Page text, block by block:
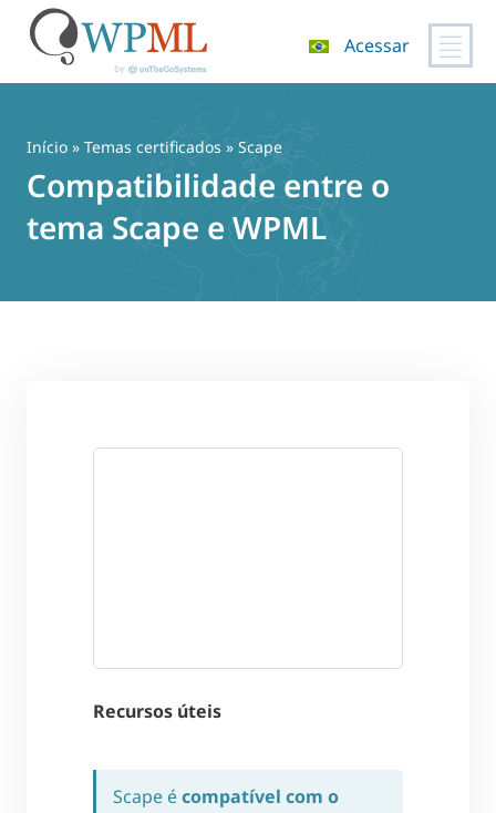
Acessar
Início » Temas certificados » Scape
Compatibilidade entre o
tema Scape e WPML
Recursos úteis
Scape écompatível com o